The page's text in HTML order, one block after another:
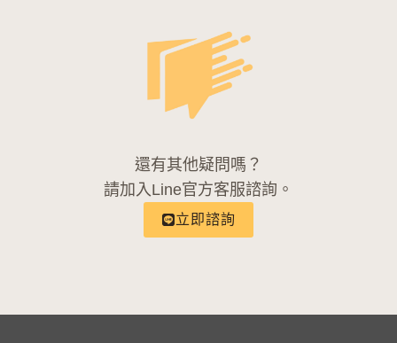
還有其他疑問嗎？
請加入Line官方客服諮詢。
立即諮詢